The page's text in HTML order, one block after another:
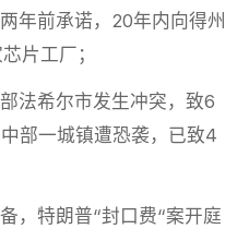
年前承诺，20年内向得州
片工厂；
法希尔市发生冲突，致6
部一城镇遭恐袭，已致4
，特朗普“封口费“案开庭